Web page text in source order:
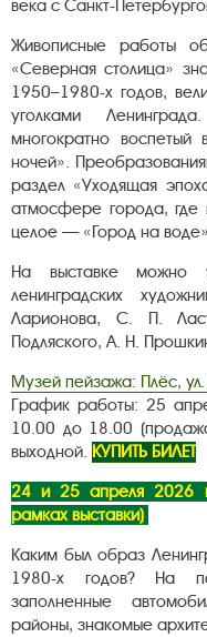
века с Санкт-
Живописные работы
«Северная столица»
1950–1980-х годов,
уголками
многократно
ночей».
раздел «Уходящая
атмосфере города, где
целое — «Город на
На выставке можно
ленинградских
Ларионова, С. П.
Подляского, А. Н.
Музей пейзажа: Плёс,
График работы: 25
10.00 до 18.00
выходной. КУПИТЬ БИЛЕТ
24 и 25 апреля 2026
рамках выставки)
Каким был образ
1980-х годов? На
заполненные
районы, знакомые